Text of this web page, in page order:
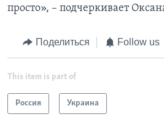
просто», – подчеркивает
Поделиться Follow us
This item is part of
Россия Украина